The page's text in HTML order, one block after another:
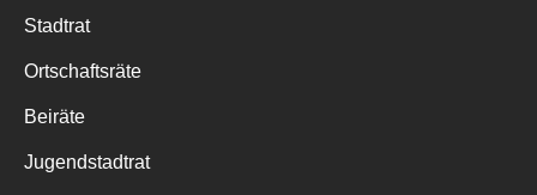
Stadtrat
Ortschaftsräte
Beiräte
Jugendstadtrat